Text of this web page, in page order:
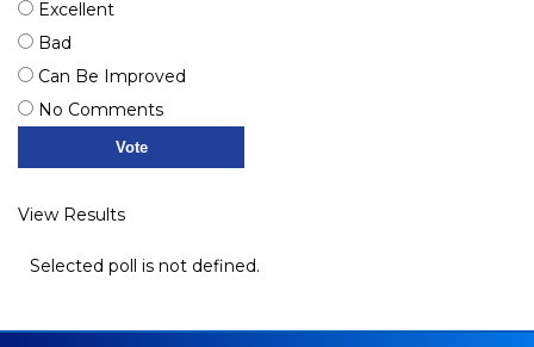
Excellent
Bad
Can Be Improved
No Comments
View Results
Selected poll is not defined.